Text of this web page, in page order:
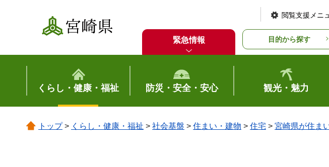
宮崎県
閲覧支援メニ
緊急情報 目的から探す
くらし・健康・福祉 防災・安全・安心 観光・魅力
トップ> くらし・健康・福祉 > 社会基盤 > 住まい・建物 > 住宅 > 宮崎県が住ま